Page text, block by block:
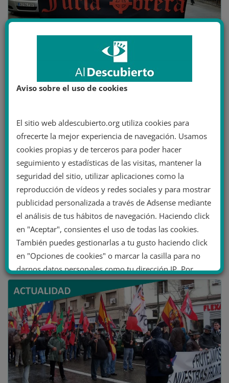
4 mayo 2021
Al Descubierto
1 de mayo,actualidad agresión,concenttración
Concentración neofascista en
Valencia finaliza con agresión a
un joven, identificaciones y una
denuncia de Fiscalía
El pasado sábado 1 de mayo, en la ciudad de Valencia,
el partido neofascista España 2000 convocó una
manifestación bajo
Leer más
Aviso sobre el uso de cookies
El sitio web aldescubierto.org utiliza cookies para
ofrecerte la mejor experiencia de navegación. Usamos
cookies propias y de terceros para poder hacer
seguimiento y estadísticas de las visitas, mantener la
seguridad del sitio, utilizar aplicaciones como la
reproducción de vídeos y redes sociales y para mostrar
publicidad personalizada a través de Adsense mediante
el análisis de tus hábitos de navegación. Haciendo click
en "Aceptar", consientes el uso de todas las cookies.
También puedes gestionarlas a tu gusto haciendo click
en "Opciones de cookies" o marcar la casilla para no
darnos datos personales como tu dirección IP. Por
último, puedes leer nuestra Política de cookies.
No dar mi información personal
.
Opciones de cookies Aceptar cookies
Rechazar cookies Política de cookies